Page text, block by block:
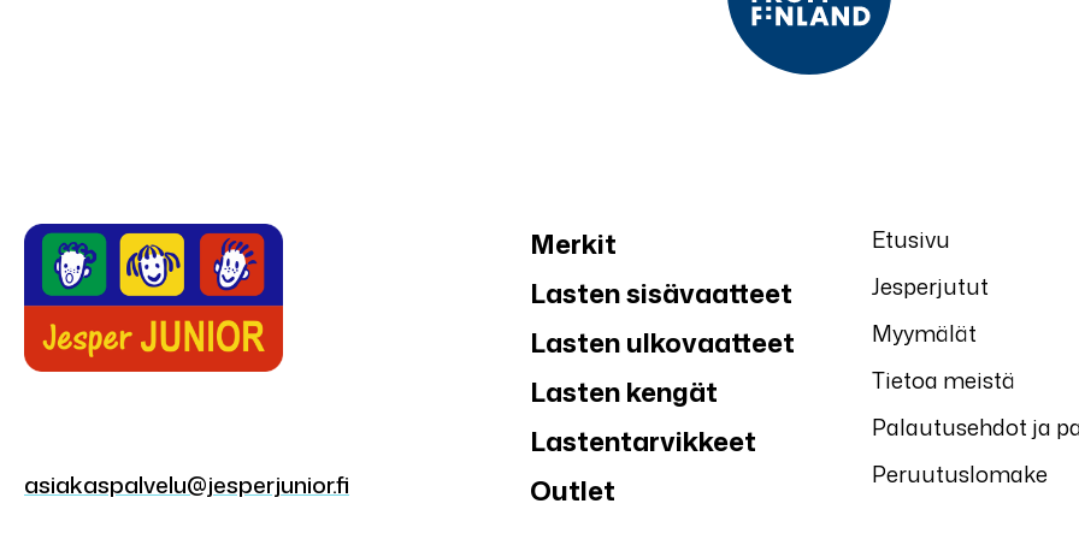
asiakaspalvelu@jesperjunior.fi
Merkit
Lasten sisävaatteet
Lasten ulkovaatteet
Lasten kengät
Lastentarvikkeet
Outlet
Etusivu
Jesperjutut
Myymälät
Tietoa meistä
Palautusehdot ja
Peruutuslomake